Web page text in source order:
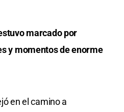
marcado por
y momentos de enorme
en el camino a